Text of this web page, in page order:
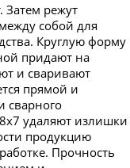
режут
собой для
Круглую форму
придают на
и сваривают
прямой и
сварного
удаляют излишки
продукцию
Прочность